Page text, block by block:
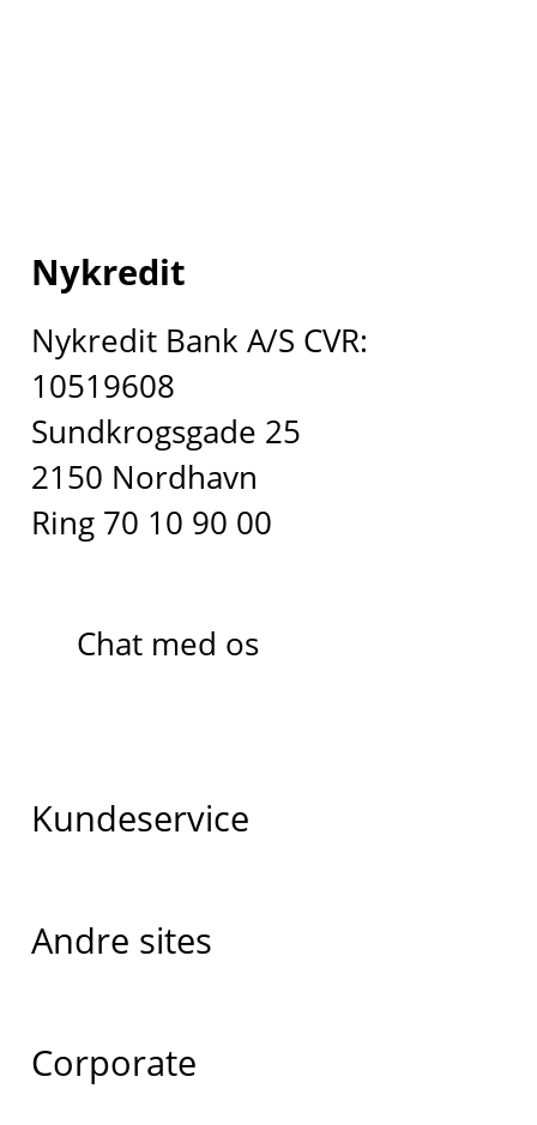
Nykredit
Nykredit Bank A/S CVR:
10519608
Sundkrogsgade 25
2150 Nordhavn
Ring 70 10 90 00
Chat med os
Kundeservice
Andre sites
Corporate